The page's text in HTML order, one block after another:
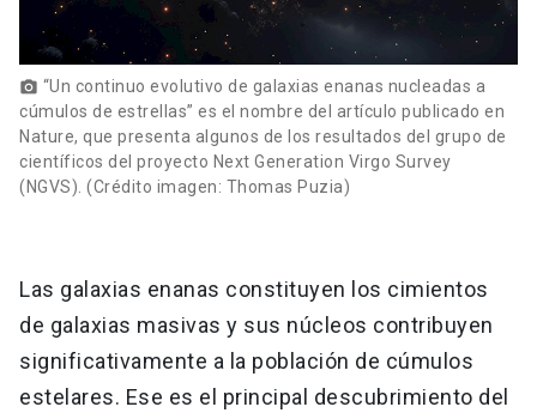
photo_camera “Un continuo evolutivo de galaxias enanas nucleadas a
cúmulos de estrellas” es el nombre del artículo publicado en
Nature, que presenta algunos de los resultados del grupo de
científicos del proyecto Next Generation Virgo Survey
(NGVS). (Crédito imagen: Thomas Puzia)
Las galaxias enanas constituyen los cimientos
de galaxias masivas y sus núcleos contribuyen
significativamente a la población de cúmulos
estelares. Ese es el principal descubrimiento del